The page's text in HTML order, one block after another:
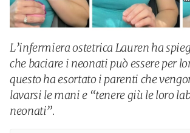
L’infermiera ostetrica Lauren ha
che baciare i neonati può essere per
questo ha esortato i parenti che
lavarsi le mani e “tenere giù le loro
neonati”.